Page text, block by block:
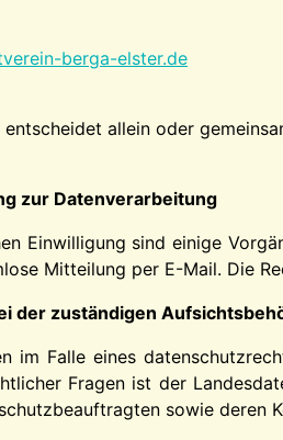
berga-elster.de
allein oder
zur Datenverarbeitung
Einwilligung sind einige
Mitteilung per E-Mail. Die
der zuständigen
im Falle eines
Fragen ist der
sowie deren